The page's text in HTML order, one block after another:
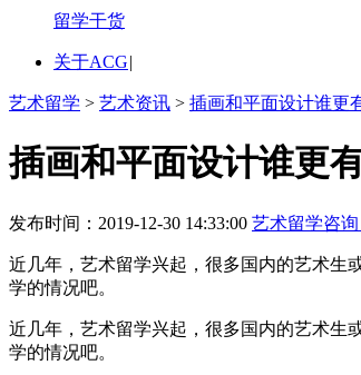
留学干货
关于ACG|
艺术留学 > 艺术资讯 > 插画和平面设计谁更
插画和平面设计谁更
发布时间：2019-12-30 14:33:00 艺术留学咨询
近几年，艺术留学兴起，很多国内的艺术生
学的情况吧。
近几年，艺术留学兴起，很多国内的艺术生
学的情况吧。